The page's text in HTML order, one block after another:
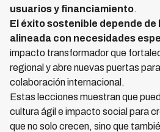
usuarios y financiamiento.
El éxito sostenible depende de
alineada con necesidades
impacto transformador que
regional y abre nuevas puertas
colaboración internacional.
Estas lecciones muestran que
cultura ágil e impacto social para
que no solo crecen, sino que